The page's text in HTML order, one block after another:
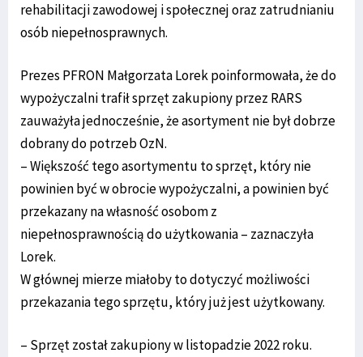
rehabilitacji zawodowej i społecznej oraz zatrudnianiu
osób niepełnosprawnych.
Prezes PFRON Małgorzata Lorek poinformowała, że do
wypożyczalni trafił sprzęt zakupiony przez RARS
zauważyła jednocześnie, że asortyment nie był dobrze
dobrany do potrzeb OzN.
– Większość tego asortymentu to sprzęt, który nie
powinien być w obrocie wypożyczalni, a powinien być
przekazany na własność osobom z
niepełnosprawnością do użytkowania – zaznaczyła
Lorek.
W głównej mierze miałoby to dotyczyć możliwości
przekazania tego sprzętu, który już jest użytkowany.
– Sprzęt został zakupiony w listopadzie 2022 roku.